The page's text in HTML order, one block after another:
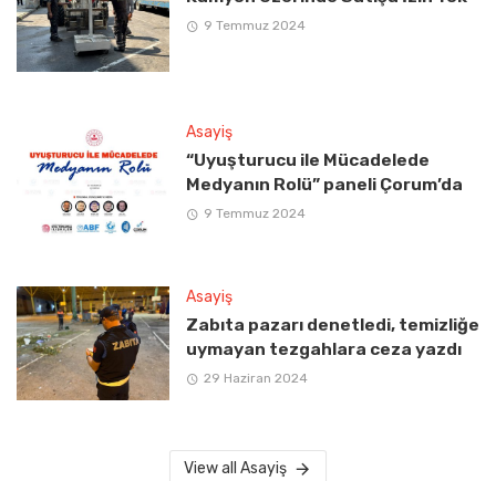
9 Temmuz 2024
Asayiş
“Uyuşturucu ile Mücadelede
Medyanın Rolü” paneli Çorum’da
9 Temmuz 2024
Asayiş
Zabıta pazarı denetledi, temizliğe
uymayan tezgahlara ceza yazdı
29 Haziran 2024
View all Asayiş